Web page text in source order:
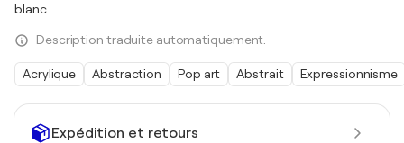
Expédition et retours
blanc.
Description traduite automatiquement.
Acrylique Abstraction Pop art Abstrait Expressionnisme